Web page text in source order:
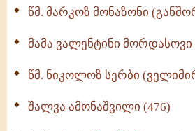
წმ. მარკოზ მონაზონი
მამა ვალენტინი მორდასოვი
წმ. ნიკოლოზ სერბი
შალვა ამონაშვილი (476)